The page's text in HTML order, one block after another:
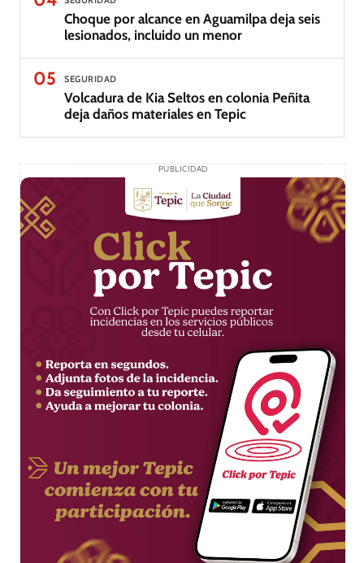
Choque por alcance en Aguamilpa deja seis
lesionados, incluido un menor
05 SEGURIDAD
Volcadura de Kia Seltos en colonia Peñita
deja daños materiales en Tepic
PUBLICIDAD